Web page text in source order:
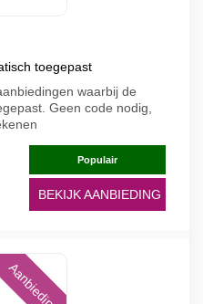
toegepast
waarbij de
Geen code nodig,
Populair
BEKIJK AANBIEDING
Aanbieding